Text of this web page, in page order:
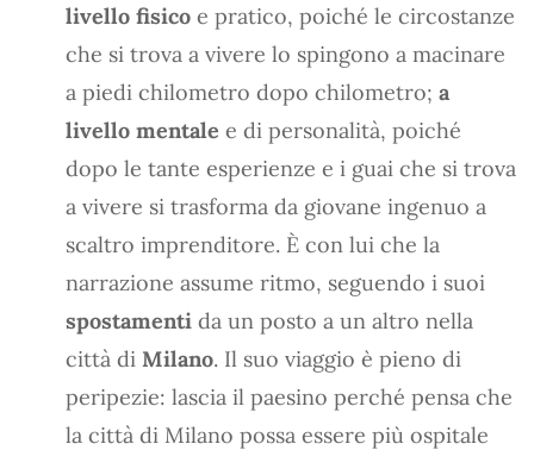
livello fisico e pratico, poiché le circostanze
che si trova a vivere lo spingono a macinare
a piedi chilometro dopo chilometro; a
livello mentale e di personalità, poiché
dopo le tante esperienze e i guai che si trova
a vivere si trasforma da giovane ingenuo a
scaltro imprenditore. È con lui che la
narrazione assume ritmo, seguendo i suoi
spostamenti da un posto a un altro nella
città di Milano. Il suo viaggio è pieno di
peripezie: lascia il paesino perché pensa che
la città di Milano possa essere più ospitale